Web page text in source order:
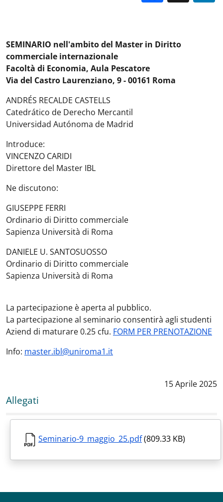
SEMINARIO nell'ambito del Master in Diritto
commerciale internazionale
Facoltà di Economia, Aula Pescatore
Via del Castro Laurenziano, 9 - 00161 Roma
ANDRÉS RECALDE CASTELLS
Catedrático de Derecho Mercantil
Universidad Autónoma de Madrid
Introduce:
VINCENZO CARIDI
Direttore del Master IBL
Ne discutono:
GIUSEPPE FERRI
Ordinario di Diritto commerciale
Sapienza Università di Roma
DANIELE U. SANTOSUOSSO
Ordinario di Diritto commerciale
Sapienza Università di Roma
La partecipazione è aperta al pubblico.
La partecipazione al seminario consentirà agli studenti
Aziend di maturare 0.25 cfu. FORM PER PRENOTAZIONE
Info: master.ibl@uniroma1.it
Data notizia:
15 Aprile 2025
Allegati
Seminario-9_maggio_25.pdf(809.33 KB)